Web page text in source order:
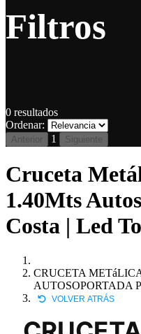
Filtros
0 resultados
Ordenar:
Anterior 1 Siguiente
Cruceta
1.40Mts
Costa | Led
CRUCETA
AUTOSOPORTADA
VOLVER ATRÁS